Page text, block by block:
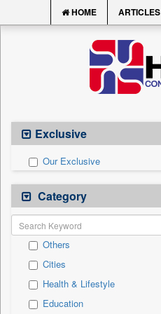
HOME ARTICLES
Exclusive
Our Exclusive
Category
Others
Cities
Health & Lifestyle
Education